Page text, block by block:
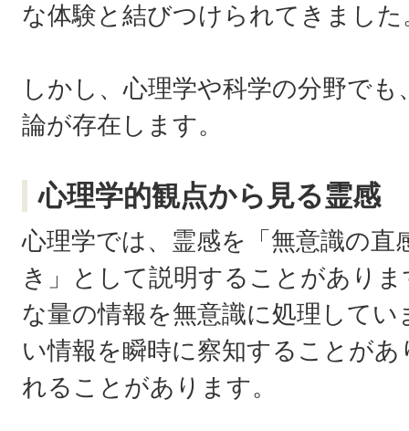
な体験と結びつけられてきました
しかし、心理学や科学の分野で
論が存在します。
心理学的観点から見る霊感
心理学では、霊感を「無意識の直
き」として説明することがあり
な量の情報を無意識に処理して
い情報を瞬時に察知することが
れることがあります。